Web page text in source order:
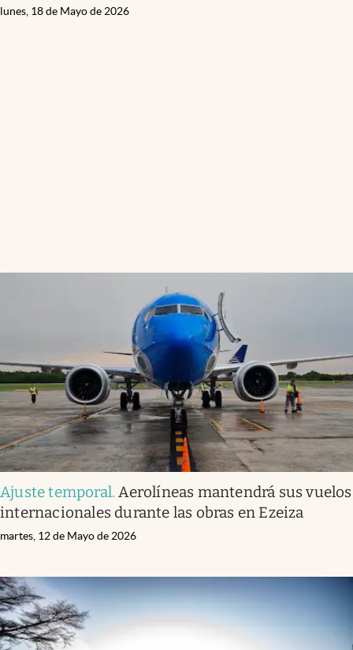
lunes, 18 de Mayo de 2026
Ajuste temporal.Aerolíneas mantendrá sus vuelos
internacionales durante las obras en Ezeiza
martes, 12 de Mayo de 2026